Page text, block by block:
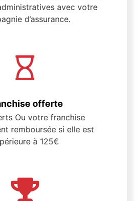
avec votre
d’assurance.
offerte
Ou votre franchise
remboursée si elle est
à 125€